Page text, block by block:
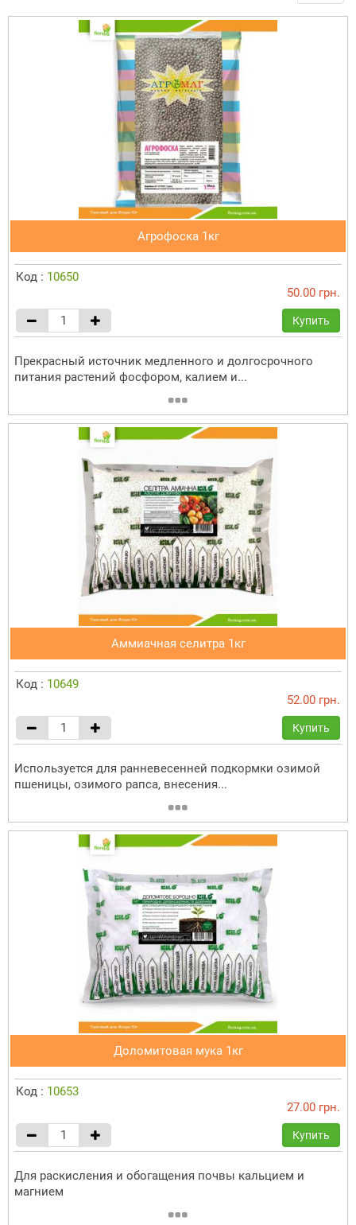
Агрофоска 1кг
Код : 10650
50.00 грн.
Купить
Прекрасный источник медленного и долгосрочного
питания растений фосфором, калием и...
Аммиачная селитра 1кг
Код : 10649
52.00 грн.
Купить
Используется для ранневесенней подкормки озимой
пшеницы, озимого рапса, внесения...
Доломитовая мука 1кг
Код : 10653
27.00 грн.
Купить
Для раскисления и обогащения почвы кальцием и
магнием